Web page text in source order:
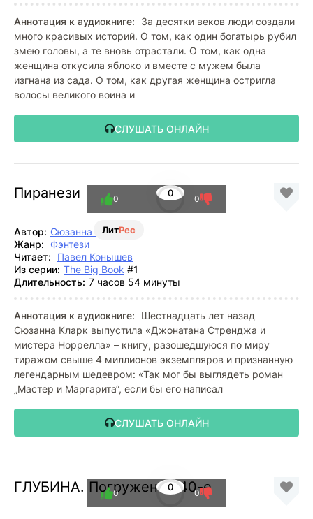
Аннотация к аудиокниге:
За десятки веков люди создали
много красивых историй. О том, как один богатырь рубил
змею головы, а те вновь отрастали. О том, как одна
женщина откусила яблоко и вместе с мужем была
изгнана из сада. О том, как другая женщина остригла
волосы великого воина и
СЛУШАТЬ ОНЛАЙН
Пиранези
ЛитРес
0
0 0
Автор: Сюзанна Кларк
Жанр:
Фэнтези
Читает:
Павел Конышев
Из серии: The Big Book #1
Длительность: 7 часов 54 минуты
Аннотация к аудиокниге:
Шестнадцать лет назад
Сюзанна Кларк выпустила «Джонатана Стренджа и
мистера Норрелла» – книгу, разошедшуюся по миру
тиражом свыше 4 миллионов экземпляров и признанную
легендарным шедевром: «Так мог бы выглядеть роман
„Мастер и Маргарита“, если бы его написал
СЛУШАТЬ ОНЛАЙН
ГЛУБИНА. Погружение 40-е
0
0 0